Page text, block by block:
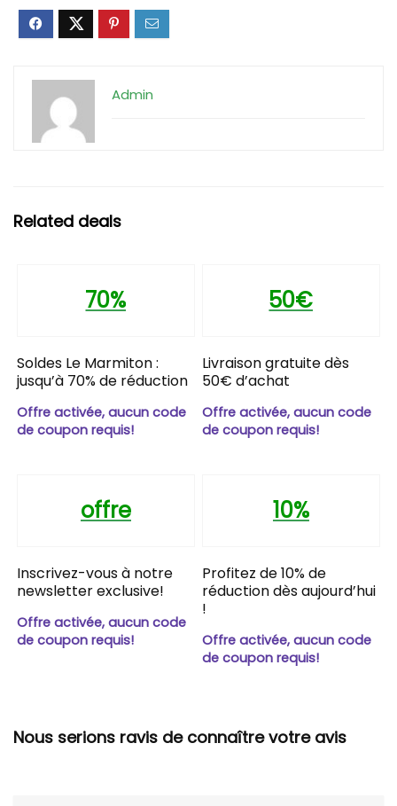
Admin
Related deals
70%
Soldes Le Marmiton :
jusqu’à 70% de réduction
Offre activée, aucun code
de coupon requis!
50€
Livraison gratuite dès
50€ d’achat
Offre activée, aucun code
de coupon requis!
offre
Inscrivez-vous à notre
newsletter exclusive!
Offre activée, aucun code
de coupon requis!
10%
Profitez de 10% de
réduction dès aujourd’hui
!
Offre activée, aucun code
de coupon requis!
Nous serions ravis de connaître votre avis